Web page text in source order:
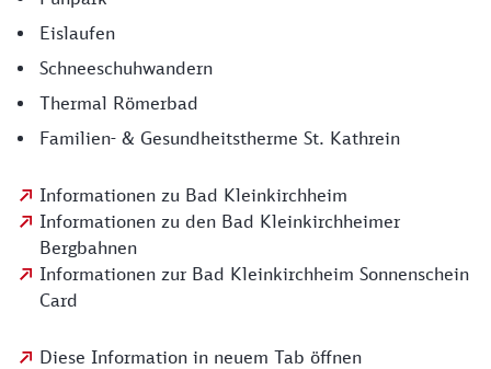
Eislaufen
Schneeschuhwandern
Thermal Römerbad
Familien- & Gesundheitstherme St. Kathrein
Informationen zu Bad Kleinkirchheim
Informationen zu den Bad Kleinkirchheimer
Bergbahnen
Informationen zur Bad Kleinkirchheim Sonnenschein
Card
Diese Information in neuem Tab öffnen